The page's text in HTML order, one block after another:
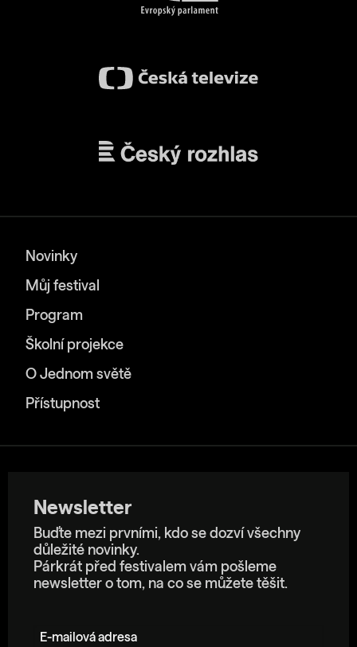
Novinky
Můj festival
Program
Školní projekce
O Jednom světě
Přístupnost
Newsletter
Buďte mezi prvními, kdo se dozví všechny
důležité novinky.
Párkrát před festivalem vám pošleme
newsletter o tom, na co se můžete těšit.